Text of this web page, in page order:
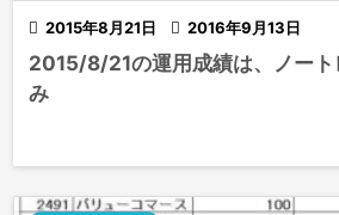
 2015年8月21日  2016年9月13日
2015/8/21の運用成績は、ノート
み